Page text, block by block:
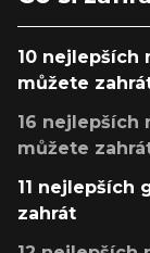
10 nejlepších
můžete
16 nejlepších
můžete
11 nejlepších
zahrát